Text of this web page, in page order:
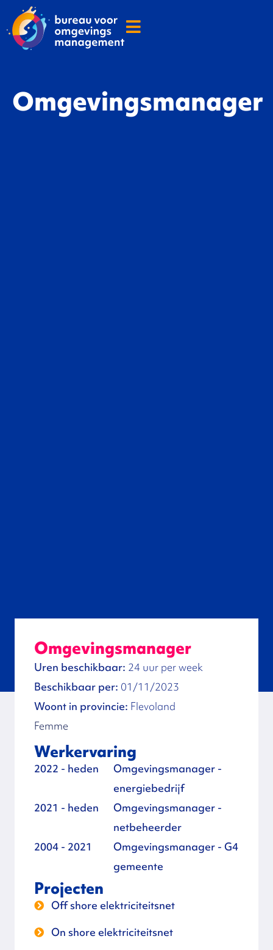
Omgevingsmanager
Omgevingsmanager
Uren beschikbaar: 24 uur per week
Beschikbaar per: 01/11/2023
Woont in provincie: Flevoland
Femme
Werkervaring
2022 - heden
Omgevingsmanager -
energiebedrijf
2021 - heden
Omgevingsmanager -
netbeheerder
2004 - 2021
Omgevingsmanager - G4
gemeente
Projecten
Off shore elektriciteitsnet
On shore elektriciteitsnet